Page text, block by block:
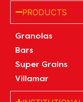
PRODUCTS
Granolas
Bars
Super Grains
Villamar